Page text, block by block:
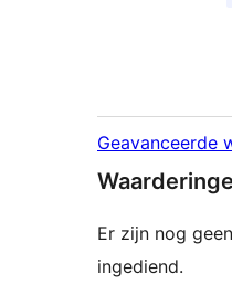
Geavanceerde
Er zijn nog
ingediend.